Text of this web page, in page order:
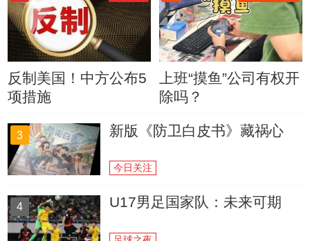
反制美国！中方公布5
项措施
上班“摸鱼”公司有权开
除吗？
3 新版《防卫白皮书》藏祸心
今日关注
4 U17男足国家队：未来可期